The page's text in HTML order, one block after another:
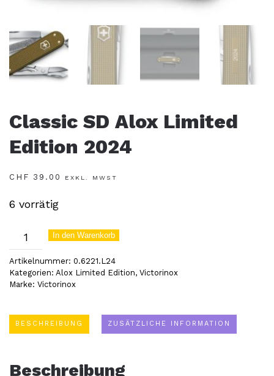
Classic SD Alox Limited
Edition 2024
CHF 39.00 EXKL. MWST
6 vorrätig
Classic
SD
Alox
Limited
2024
In den Warenkorb
Artikelnummer: 0.6221.L24
Kategorien: Alox Limited Edition, Victorinox
Marke: Victorinox
BESCHREIBUNG ZUSÄTZLICHE INFORMATION
Beschreibung